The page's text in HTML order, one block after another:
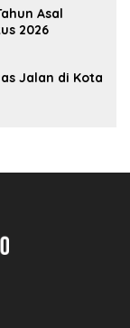
Asal
2026
Jalan di Kota